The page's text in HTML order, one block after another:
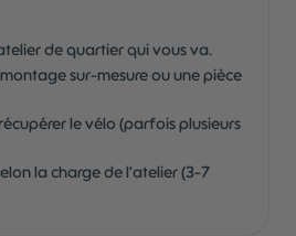
de quartier qui vous va.
sur-mesure ou une pièce
le vélo (parfois plusieurs
la charge de l'atelier (3-7